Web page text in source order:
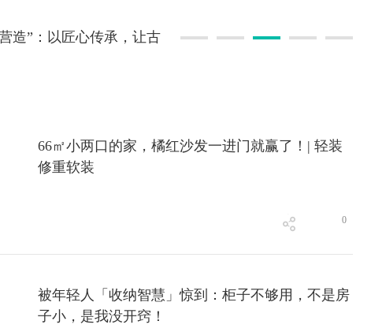
造”：以匠心传承，让古
66㎡小两口的家，橘红沙发一进门就赢了！| 轻装
修重软装
0
被年轻人「收纳智慧」惊到：柜子不够用，不是房
子小，是我没开窍！